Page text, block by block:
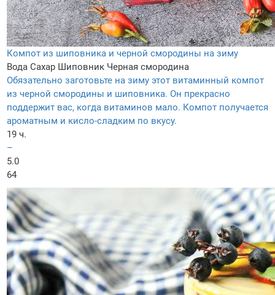
Компот из шиповника и черной смородины на зиму
Вода Сахар Шиповник Черная смородина
Обязательно заготовьте на зиму этот витаминный компот
из черной смородины и шиповника. Он прекрасно
поддержит вас, когда витаминов мало. Компот получается
ароматным и кисло-сладким по вкусу.
19 ч.
–
5.0
64